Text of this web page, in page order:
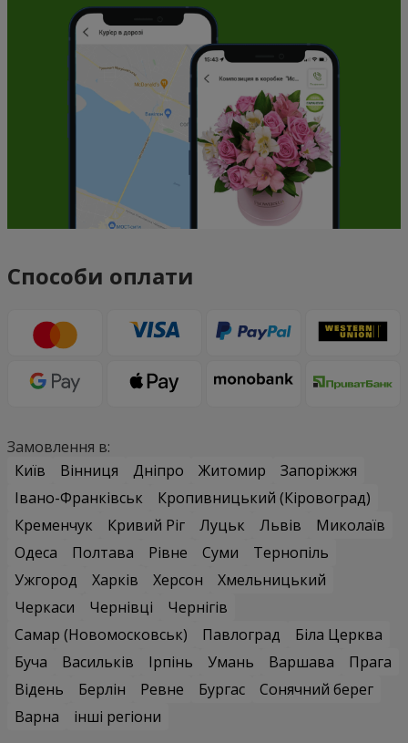
Способи оплати
Замовлення в:
Київ
Вінниця Дніпро Житомир
Запоріжжя
Івано-Франківськ
Кропивницький (Кіровоград)
Кременчук
Кривий Ріг Луцьк Львів
Миколаїв
Одеса
Полтава Рівне Суми
Тернопіль
Ужгород
Харків Херсон
Хмельницький
Черкаси
Чернівці
Чернігів
Самар (Новомосковськ)
Павлоград
Біла Церква
Буча
Васильків Ірпінь Умань Варшава
Прага
Відень
Берлін Ревне Бургас
Сонячний берег
Варна
інші регіони